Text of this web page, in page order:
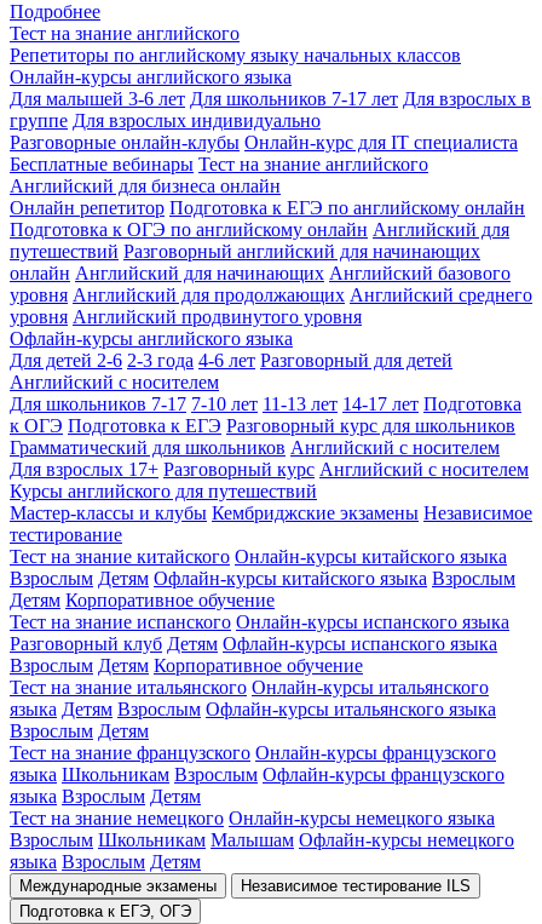
Подробнее
Тест на знание английского
Репетиторы по английскому языку начальных классов
Онлайн-курсы английского языка
Для малышей 3-6 лет Для школьников 7-17 лет Для взрослых в
группе Для взрослых индивидуально
Разговорные онлайн-клубы Онлайн-курс для IT специалиста
Бесплатные вебинары Тест на знание английского
Английский для бизнеса онлайн
Онлайн репетитор Подготовка к ЕГЭ по английскому онлайн
Подготовка к ОГЭ по английскому онлайн Английский для
путешествий Разговорный английский для начинающих
онлайн Английский для начинающих Английский базового
уровня Английский для продолжающих Английский среднего
уровня Английский продвинутого уровня
Офлайн-курсы английского языка
Для детей 2-6 2-3 года 4-6 лет Разговорный для детей
Английский с носителем
Для школьников 7-17 7-10 лет 11-13 лет 14-17 лет Подготовка
к ОГЭ Подготовка к ЕГЭ Разговорный курс для школьников
Грамматический для школьников Английский с носителем
Для взрослых 17+ Разговорный курс Английский с носителем
Курсы английского для путешествий
Мастер-классы и клубы Кембриджские экзамены Независимое
тестирование
Тест на знание китайского Онлайн-курсы китайского языка
Взрослым Детям Офлайн-курсы китайского языка Взрослым
Детям Корпоративное обучение
Тест на знание испанского Онлайн-курсы испанского языка
Разговорный клуб Детям Офлайн-курсы испанского языка
Взрослым Детям Корпоративное обучение
Тест на знание итальянского Онлайн-курсы итальянского
языка Детям Взрослым Офлайн-курсы итальянского языка
Взрослым Детям
Тест на знание французского Онлайн-курсы французского
языка Школьникам Взрослым Офлайн-курсы французского
языка Взрослым Детям
Тест на знание немецкого Онлайн-курсы немецкого языка
Взрослым Школьникам Малышам Офлайн-курсы немецкого
языка Взрослым Детям
Международные экзамены
Независимое тестирование ILS
Подготовка к ЕГЭ, ОГЭ